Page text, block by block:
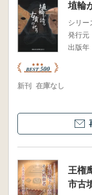
埴輪
シリー
発行元
出版年
新刊 在庫なし
王権
市古